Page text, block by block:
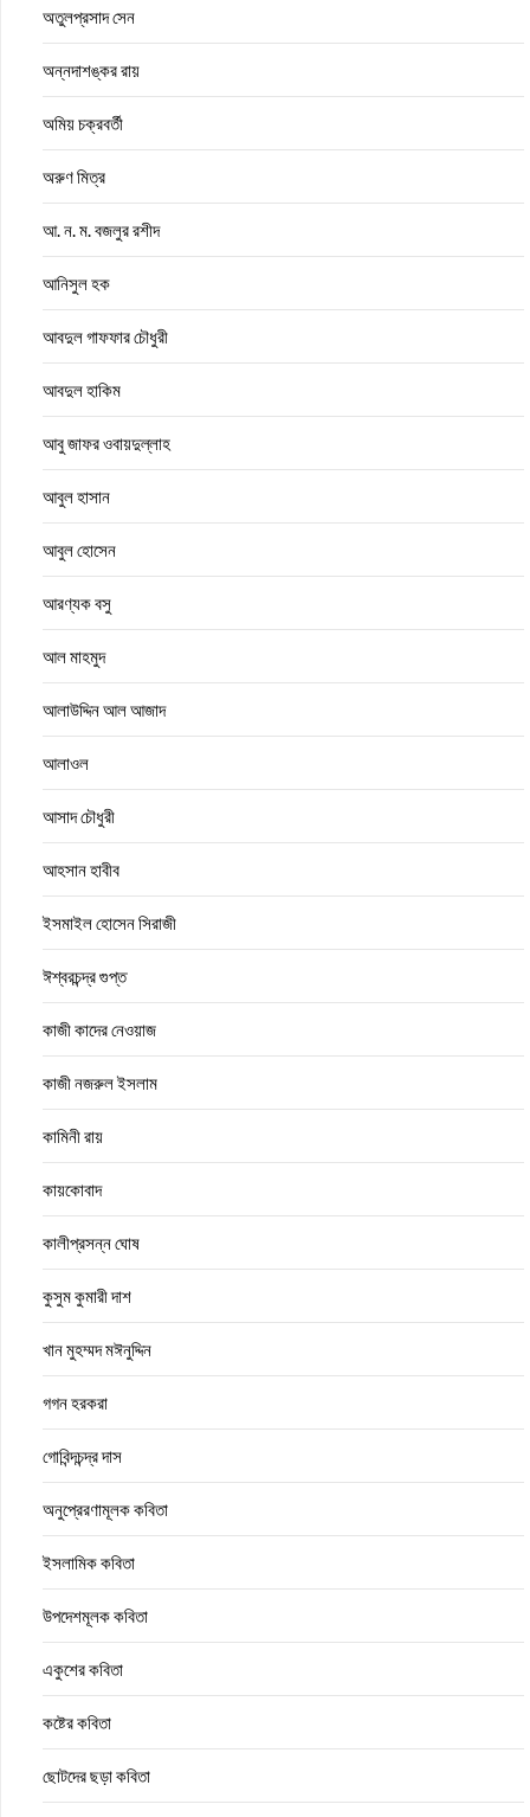
অতুলপ্রসাদ সেন
অন্নদাশঙ্কর রায়
অমিয় চক্রবর্তী
অরুণ মিত্র
আ. ন. ম. বজলুর রশীদ
আনিসুল হক
আবদুল গাফফার চৌধুরী
আবদুল হাকিম
আবু জাফর ওবায়দুল্লাহ
আবুল হাসান
আবুল হোসেন
আরণ্যক বসু
আল মাহমুদ
আলাউদ্দিন আল আজাদ
আলাওল
আসাদ চৌধুরী
আহসান হাবীব
ইসমাইল হোসেন সিরাজী
ঈশ্বরচন্দ্র গুপ্ত
কাজী কাদের নেওয়াজ
কাজী নজরুল ইসলাম
কামিনী রায়
কায়কোবাদ
কালীপ্রসন্ন ঘোষ
কুসুম কুমারী দাশ
খান মুহম্মদ মঈনুদ্দিন
গগন হরকরা
গোবিন্দচন্দ্র দাস
অনুপ্রেরণামূলক কবিতা
ইসলামিক কবিতা
উপদেশমূলক কবিতা
একুশের কবিতা
কষ্টের কবিতা
ছোটদের ছড়া কবিতা